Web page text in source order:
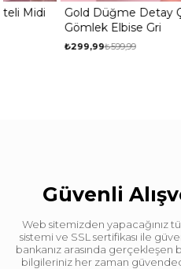
Gold Düğme Detay Çizgili
Gömlek Elbise Gri
₺599,99
Güvenli
Web sitemizden yapacağınız
sistemi ve SSL sertifikası ile
bankanız arasında gerçekleşen
bilgileriniz her zaman